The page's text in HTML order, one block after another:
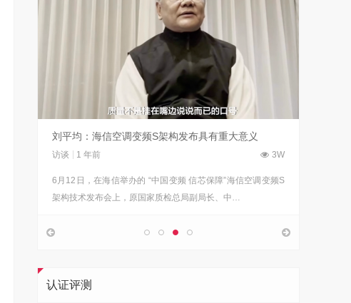
刘平均：海信空调变频S架构发布具有重大意义
访谈 1 年前 3W
6月12日，在海信举办的 “中国变频 信芯保障”海信空调变频S
架构技术发布会上，原国家质检总局副局长、中…
认证评测